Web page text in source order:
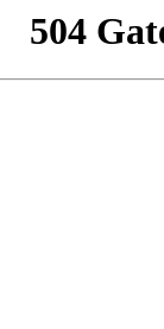
504